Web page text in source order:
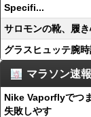
Specifi...
サロモンの靴、履
グラスヒュッテ腕
マラソン速報
Nike Vaporflyでつ
失敗しやす